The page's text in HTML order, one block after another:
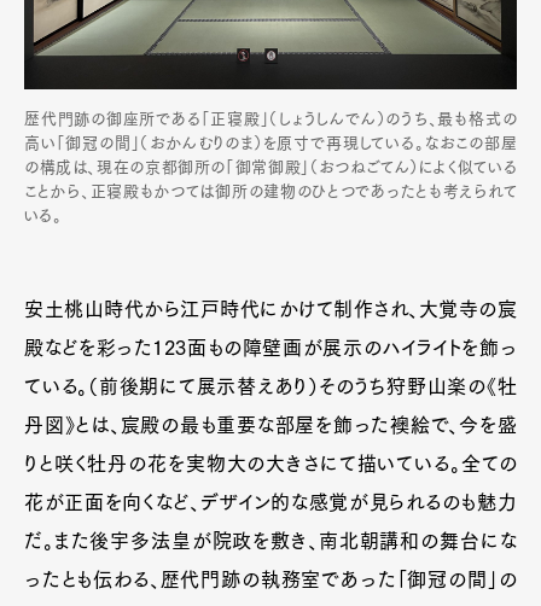
歴代門跡の御座所である「正寝殿」（しょうしんでん）のうち、最も格式の
高い「御冠の間」（おかんむりのま）を原寸で再現している。なおこの部屋
の構成は、現在の京都御所の「御常御殿」（おつねごてん）によく似ている
ことから、正寝殿もかつては御所の建物のひとつであったとも考えられて
いる。
安土桃山時代から江戸時代にかけて制作され、大覚寺の宸
殿などを彩った123面もの障壁画が展示のハイライトを飾っ
ている。（前後期にて展示替えあり）そのうち狩野山楽の《牡
丹図》とは、宸殿の最も重要な部屋を飾った襖絵で、今を盛
りと咲く牡丹の花を実物大の大きさにて描いている。全ての
花が正面を向くなど、デザイン的な感覚が見られるのも魅力
だ。また後宇多法皇が院政を敷き、南北朝講和の舞台にな
ったとも伝わる、歴代門跡の執務室であった「御冠の間」の